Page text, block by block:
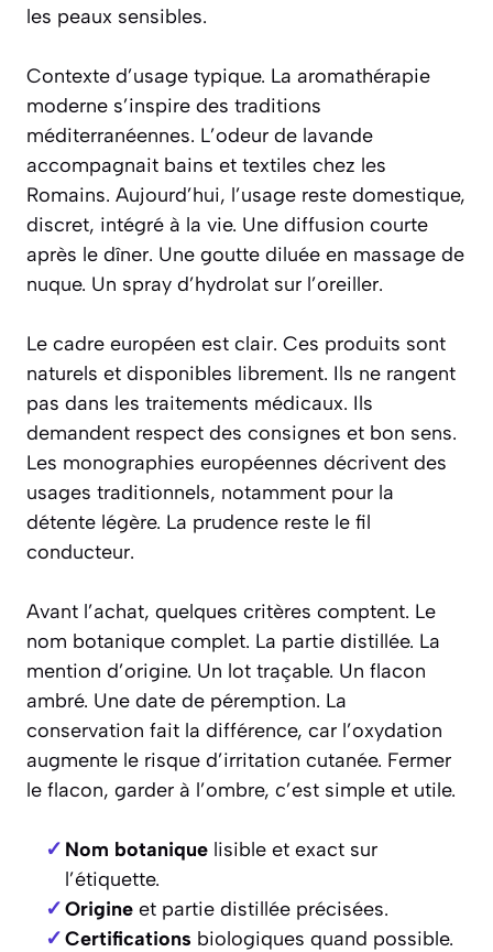
les peaux sensibles.
Contexte d’usage typique. La aromathérapie
moderne s’inspire des traditions
méditerranéennes. L’odeur de lavande
accompagnait bains et textiles chez les
Romains. Aujourd’hui, l’usage reste domestique,
discret, intégré à la vie. Une diffusion courte
après le dîner. Une goutte diluée en massage de
nuque. Un spray d’hydrolat sur l’oreiller.
Le cadre européen est clair. Ces produits sont
naturels et disponibles librement. Ils ne rangent
pas dans les traitements médicaux. Ils
demandent respect des consignes et bon sens.
Les monographies européennes décrivent des
usages traditionnels, notamment pour la
détente légère. La prudence reste le fil
conducteur.
Avant l’achat, quelques critères comptent. Le
nom botanique complet. La partie distillée. La
mention d’origine. Un lot traçable. Un flacon
ambré. Une date de péremption. La
conservation fait la différence, car l’oxydation
augmente le risque d’irritation cutanée. Fermer
le flacon, garder à l’ombre, c’est simple et utile.
Nom botaniquelisible et exact sur
l’étiquette.
Origineet partie distillée précisées.
Certifications biologiques quand possible.